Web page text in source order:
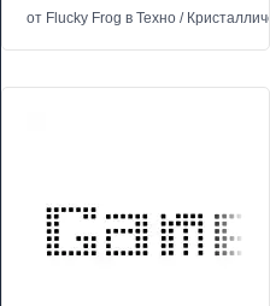
от Flucky Frog в Техно /